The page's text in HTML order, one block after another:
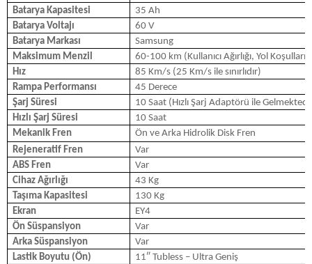
Batarya Kapasitesi
35 Ah
Batarya Voltajı
60 V
Batarya Markası
Samsung
Maksimum Menzil
60-100 km (Kullanıcı Ağırlığı, Yol
Hız
85 Km/s (25 Km/s ile sınırlıdır)
Rampa Performansı
45 Derece
Şarj Süresi
10 Saat (Hızlı Şarj Adaptörü ile
Hızlı Şarj Süresi
10 Saat
Mekanik Fren
Ön ve Arka Hidrolik Disk Fren
Rejeneratif Fren
Var
ABS Fren
Var
Cihaz Ağırlığı
43 Kg
Taşıma Kapasitesi
130 Kg
Ekran
EY4
Ön Süspansiyon
Var
Arka Süspansiyon
Var
Lastik Boyutu (Ön)
11″ Tubless – Ultra Geniş